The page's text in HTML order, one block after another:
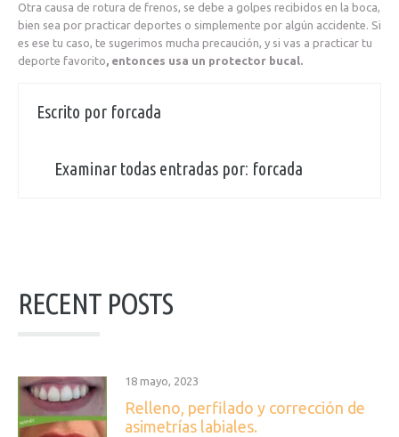
Otra causa de rotura de frenos, se debe a golpes recibidos en la boca,
bien sea por practicar deportes o simplemente por algún accidente. Si
es ese tu caso, te sugerimos mucha precaución, y si vas a practicar tu
deporte favorito, entonces usa un protector bucal.
Escrito por forcada
Examinar todas entradas por: forcada
RECENT POSTS
18 mayo, 2023
Relleno, perfilado y corrección de
asimetrías labiales.